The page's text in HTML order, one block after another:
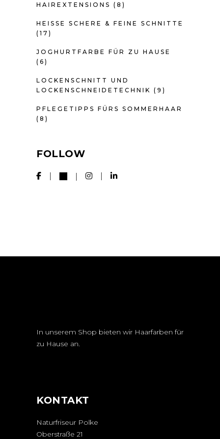
HAIREXTENSIONS (8)
HEISSE SCHERE & FEINE SCHNITTE
(17)
JOGHURTFARBE FÜR ZU HAUSE
(6)
LOCKENSCHNITT UND
LOCKENSCHNEIDETECHNIK (9)
PFLEGETIPPS FÜRS SOMMERHAAR
(8)
FOLLOW
In unserem Shop bieten wir Haarfarben für
zu Hause an.
KONTAKT
Naturfriseur Polke
Oberstraße 21